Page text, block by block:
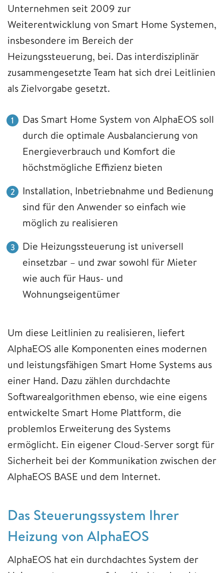
Unternehmen seit 2009 zur
Weiterentwicklung von Smart Home Systemen,
insbesondere im Bereich der
Heizungssteuerung, bei. Das interdisziplinär
zusammengesetzte Team hat sich drei Leitlinien
als Zielvorgabe gesetzt.
Das Smart Home System von AlphaEOS soll
durch die optimale Ausbalancierung von
Energieverbrauch und Komfort die
höchstmögliche Effizienz bieten
Installation, Inbetriebnahme und Bedienung
sind für den Anwender so einfach wie
möglich zu realisieren
Die Heizungssteuerung ist universell
einsetzbar – und zwar sowohl für Mieter
wie auch für Haus- und
Wohnungseigentümer
Um diese Leitlinien zu realisieren, liefert
AlphaEOS alle Komponenten eines modernen
und leistungsfähigen Smart Home Systems aus
einer Hand. Dazu zählen durchdachte
Softwarealgorithmen ebenso, wie eine eigens
entwickelte Smart Home Plattform, die
problemlos Erweiterung des Systems
ermöglicht. Ein eigener Cloud-Server sorgt für
Sicherheit bei der Kommunikation zwischen der
AlphaEOS BASE und dem Internet.
Das Steuerungssystem Ihrer
Heizung von AlphaEOS
AlphaEOS hat ein durchdachtes System der